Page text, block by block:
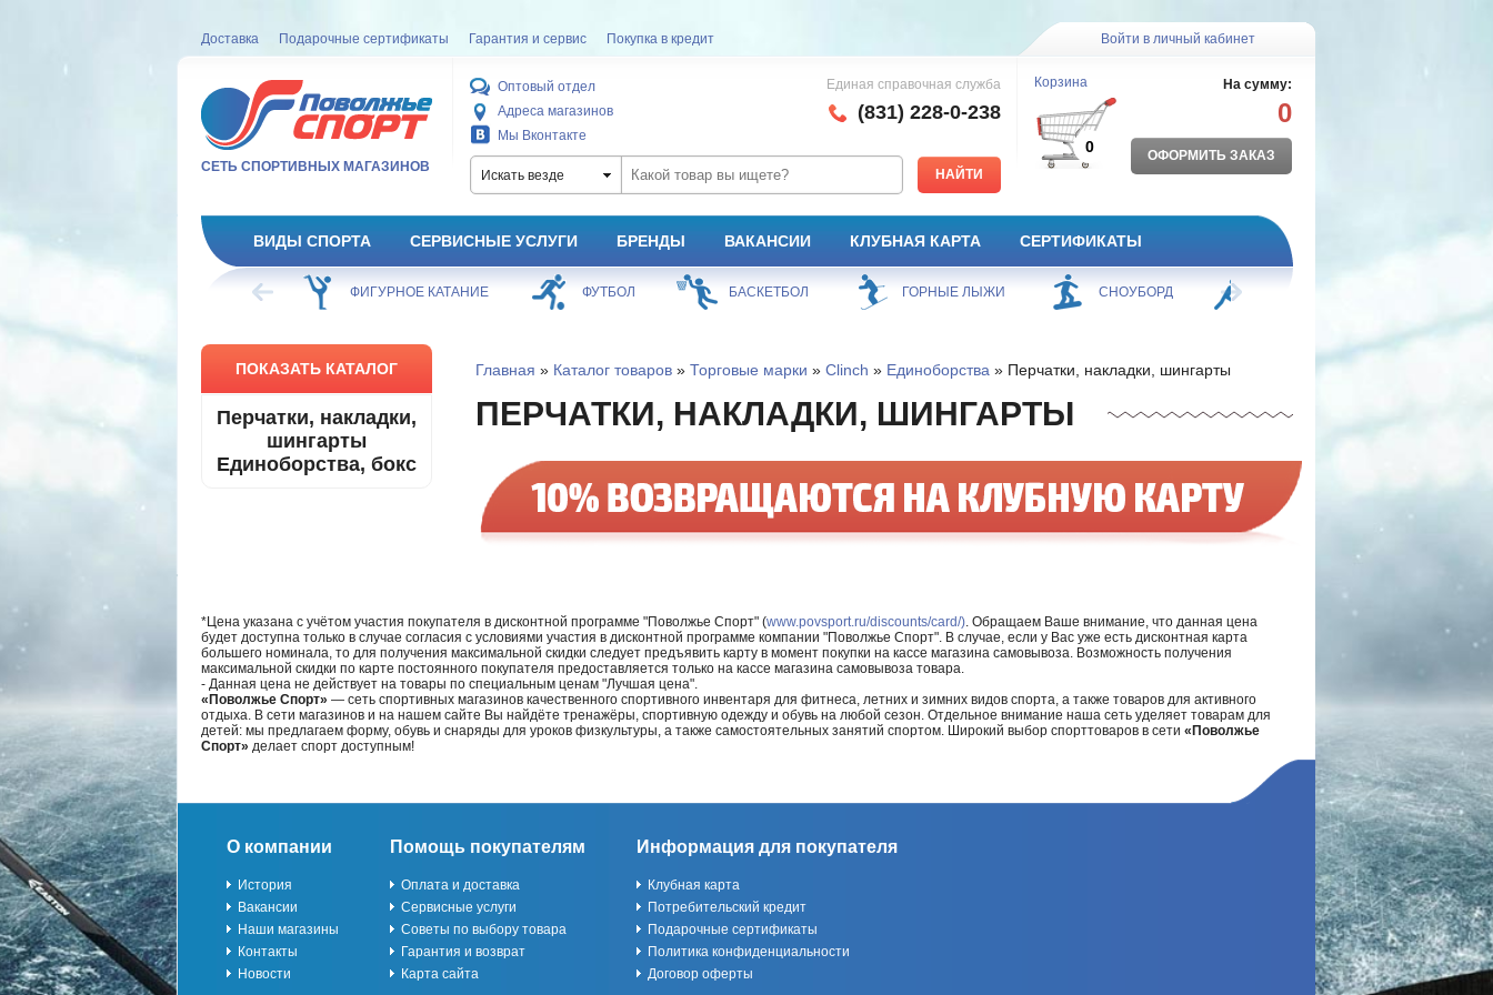
Доставка Подарочные сертификаты Гарантия и сервис Покупка в кредит Войти в личный кабинет
СЕТЬ СПОРТИВНЫХ МАГАЗИНОВ
Оптовый отдел
Адреса магазинов
Мы Вконтакте
Единая справочная служба
(831) 228-0-238
Искать везде
Корзина
0
На сумму:
0
ОФОРМИТЬ ЗАКАЗ
ВИДЫ СПОРТА СЕРВИСНЫЕ УСЛУГИ БРЕНДЫ ВАКАНСИИ КЛУБНАЯ КАРТА СЕРТИФИКАТЫ
ХОККЕЙ ФИГУРНОЕ КАТАНИЕ ФУТБОЛ БАСКЕТБОЛ ГОРНЫЕ ЛЫЖИ СНОУБОРД
ПОКАЗАТЬ КАТАЛОГ
Перчатки, накладки,
шингарты
Единоборства, бокс
Главная » Каталог товаров» Торговые марки » Clinch » Единоборства » Перчатки, накладки, шингарты
ПЕРЧАТКИ, НАКЛАДКИ, ШИНГАРТЫ
*Цена указана с учётом участия покупателя в дисконтной программе "Поволжье Спорт" (www.povsport.ru/discounts/card/). Обращаем Ваше внимание, что данная цена
будет доступна только в случае согласия с условиями участия в дисконтной программе компании "Поволжье Спорт". В случае, если у Вас уже есть дисконтная карта
большего номинала, то для получения максимальной скидки следует предъявить карту в момент покупки на кассе магазина самовывоза. Возможность получения
максимальной скидки по карте постоянного покупателя предоставляется только на кассе магазина самовывоза товара.
- Данная цена не действует на товары по специальным ценам "Лучшая цена".
«Поволжье Спорт» — сеть спортивных магазинов качественного спортивного инвентаря для фитнеса, летних и зимних видов спорта, а также товаров для активного
отдыха. В сети магазинов и на нашем сайте Вы найдёте тренажёры, спортивную одежду и обувь на любой сезон. Отдельное внимание наша сеть уделяет товарам для
детей: мы предлагаем форму, обувь и снаряды для уроков физкультуры, а также самостоятельных занятий спортом. Широкий выбор спорттоваров в сети «Поволжье
Спорт» делает спорт доступным!
О компании
История
Вакансии
Наши магазины
Контакты
Новости
Помощь покупателям
Оплата и доставка
Сервисные услуги
Советы по выбору товара
Гарантия и возврат
Карта сайта
Информация для покупателя
Клубная карта
Потребительский кредит
Подарочные сертификаты
Политика конфиденциальности
Договор оферты